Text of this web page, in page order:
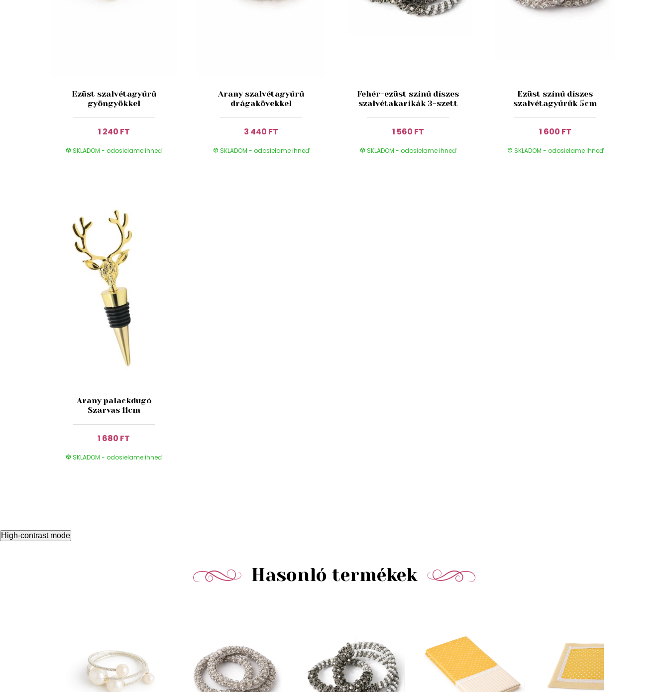
Ezüst szalvétagyűrű
gyöngyökkel
1 240 FT
SKLADOM - odosielame ihneď
Arany szalvétagyűrű
drágakövekkel
3 440 FT
SKLADOM - odosielame ihneď
Fehér-ezüst színű díszes
szalvétakarikák 3-szett
1 560 FT
SKLADOM - odosielame ihneď
Ezüst színű díszes
szalvétagyűrűk 5cm
1 600 FT
SKLADOM - odosielame ihneď
Arany palackdugó
Szarvas 11cm
1 680 FT
SKLADOM - odosielame ihneď
High-contrast mode
Hasonló termékek